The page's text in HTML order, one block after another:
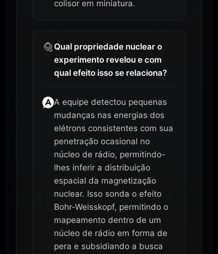
colisor em miniatura.
Qual propriedade nuclear o
experimento revelou e com
qual efeito isso se relaciona?
A equipe detectou pequenas
mudanças nas energias dos
elétrons consistentes com sua
penetração ocasional no
núcleo de rádio, permitindo-
lhes inferir a distribuição
espacial da magnetização
nuclear. Isso sonda o efeito
Bohr-Weisskopf, permitindo o
mapeamento dentro de um
núcleo de rádio em forma de
pera e subsidiando a busca